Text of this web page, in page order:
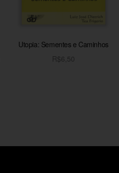
Utopia: Sementes e Caminhos
R$6,50